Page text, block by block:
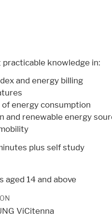
knowledge in:
and energy billing
energy consumption
and renewable energy
plus self study
aged 14 and above
ViCitenna